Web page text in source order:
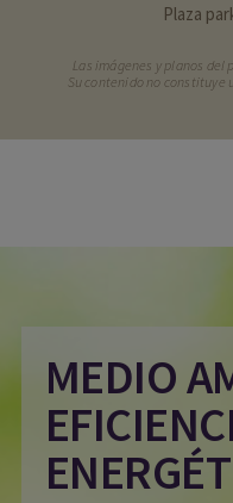
Plaza
Las imágenes y planos del
Su contenido no
MEDIO